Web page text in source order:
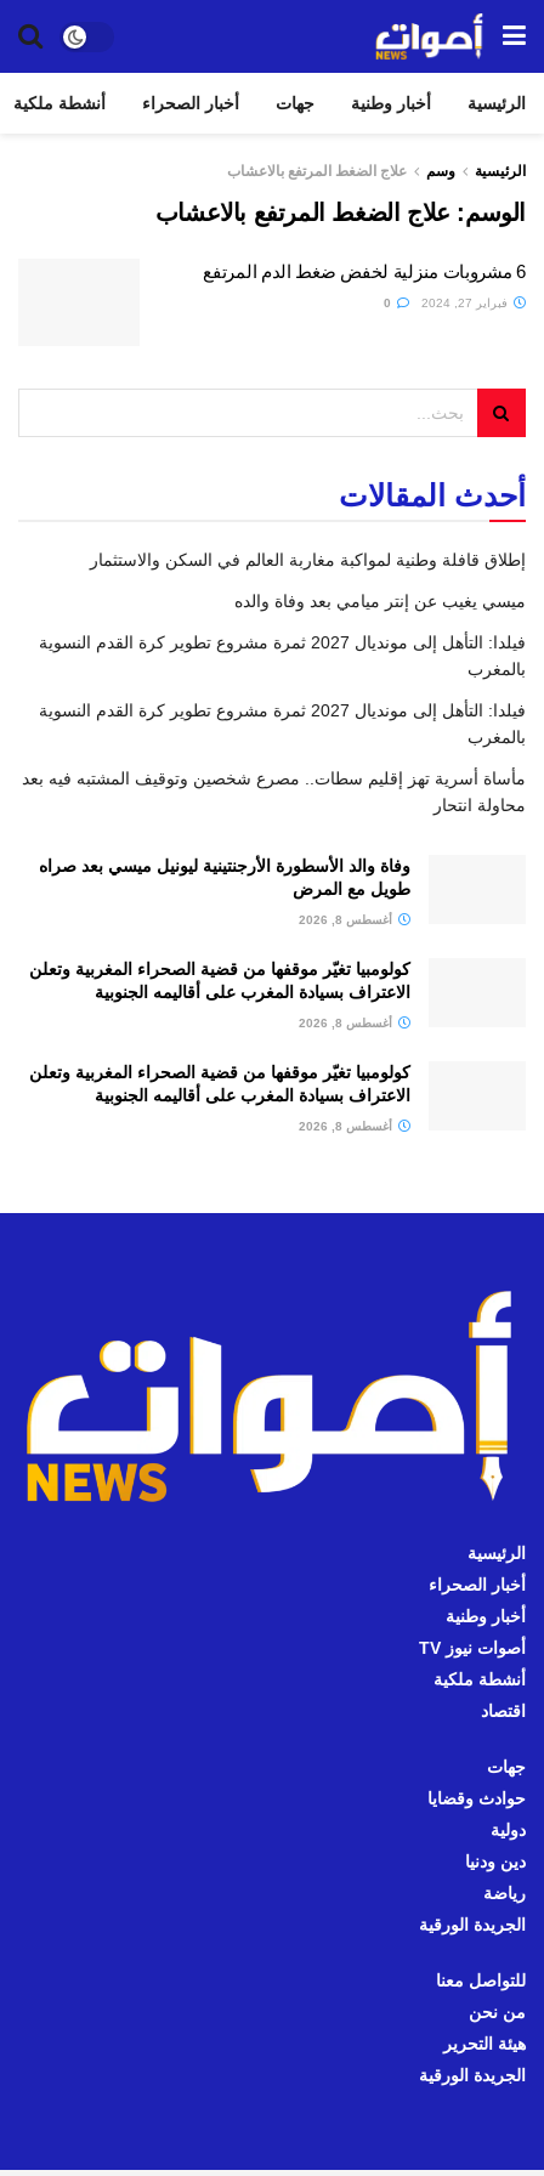
الرئيسية أخبار وطنية جهات أخبار الصحراء أنشطة ملكية
الرئيسية وسم علاج الضغط المرتفع بالاعشاب
الوسم: علاج الضغط المرتفع بالاعشاب
6 مشروبات منزلية لخفض ضغط الدم المرتفع
فبراير 27, 2024
أحدث المقالات
إطلاق قافلة وطنية لمواكبة مغاربة العالم في السكن والاستثمار
ميسي يغيب عن إنتر ميامي بعد وفاة والده
فيلدا: التأهل إلى مونديال 2027 ثمرة مشروع تطوير كرة القدم النسوية
بالمغرب
فيلدا: التأهل إلى مونديال 2027 ثمرة مشروع تطوير كرة القدم النسوية
بالمغرب
مأساة أسرية تهز إقليم سطات.. مصرع شخصين وتوقيف المشتبه فيه بعد
محاولة انتحار
وفاة والد الأسطورة الأرجنتينية ليونيل ميسي بعد صراه
طويل مع المرض
أغسطس 8, 2026
كولومبيا تغيّر موقفها من قضية الصحراء المغربية وتعلن
الاعتراف بسيادة المغرب على أقاليمه الجنوبية
أغسطس 8, 2026
كولومبيا تغيّر موقفها من قضية الصحراء المغربية وتعلن
الاعتراف بسيادة المغرب على أقاليمه الجنوبية
أغسطس 8, 2026
الرئيسية
أخبار الصحراء
أخبار وطنية
أصوات نيوز TV
أنشطة ملكية
اقتصاد
جهات
حوادث وقضايا
دولية
دين ودنيا
رياضة
الجريدة الورقية
للتواصل معنا
من نحن
هيئة التحرير
الجريدة الورقية